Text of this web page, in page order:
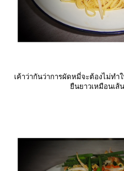
เค้าว่ากันว่าการผัดหมี่จะต้องไม่ทำ
นยาวเหมือนเส้